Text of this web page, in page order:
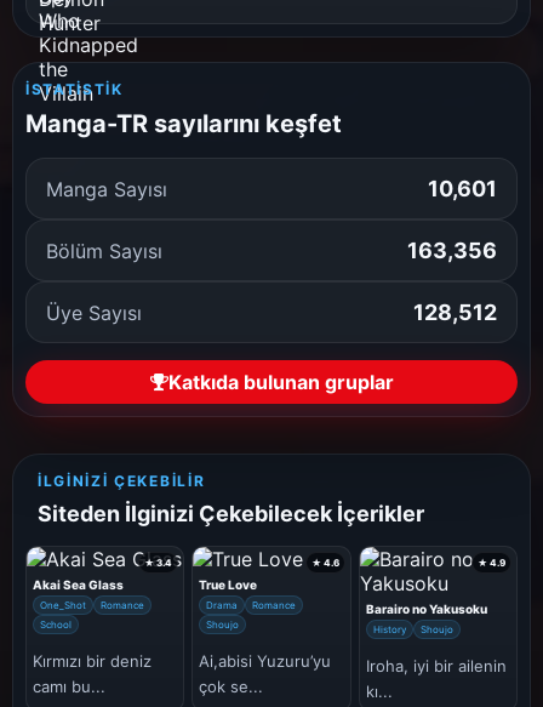
İSTATISTIK
Manga-TR sayılarını keşfet
Manga Sayısı 10,601
Bölüm Sayısı 163,356
Üye Sayısı 128,512
Katkıda bulunan gruplar
İLGINIZI ÇEKEBILIR
Siteden İlginizi Çekebilecek İçerikler
★ 3.4
Akai Sea Glass
One_Shot
Romance
School
Kırmızı bir deniz
camı bu...
★ 4.6
True Love
Drama
Romance
Shoujo
Ai,abisi Yuzuru’yu
çok se...
★ 4.9
Barairo no Yakusoku
History Shoujo
Iroha, iyi bir ailenin
kı...